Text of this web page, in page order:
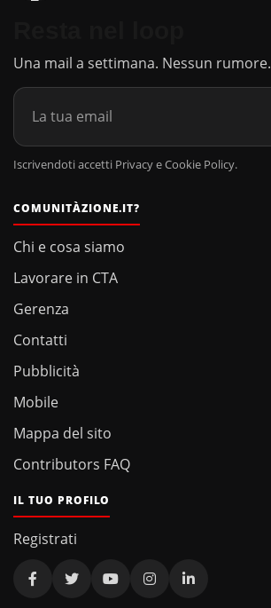
Una mail a settimana. Nessun rumore.
Iscrivendoti accetti Privacy e Cookie Policy.
COMUNITÀZIONE.IT?
Chi e cosa siamo
Lavorare in CTA
Gerenza
Contatti
Pubblicità
Mobile
Mappa del sito
Contributors FAQ
IL TUO PROFILO
Registrati